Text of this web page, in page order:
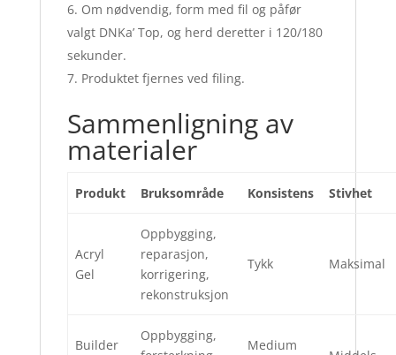
Om nødvendig, form med fil og påfør
valgt DNKa’ Top, og herd deretter i 120/180
sekunder.
Produktet fjernes ved filing.
Sammenligning av
materialer
Produkt Bruksområde Konsistens Stivhet
Acryl
Gel
Oppbygging,
reparasjon,
korrigering,
rekonstruksjon
Tykk Maksimal
Builder
Oppbygging,
Medium